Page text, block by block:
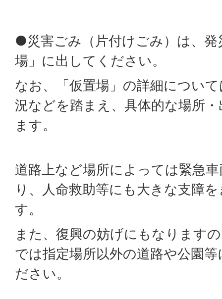
●災害ごみ（片付けごみ）は、発
場」に出してください。
なお、「仮置場」の詳細につい
況などを踏まえ、具体的な場所
ます。
道路上など場所によっては緊急
り、人命救助等にも大きな支障
す。
また、復興の妨げにもなります
では指定場所以外の道路や公園
ださい。